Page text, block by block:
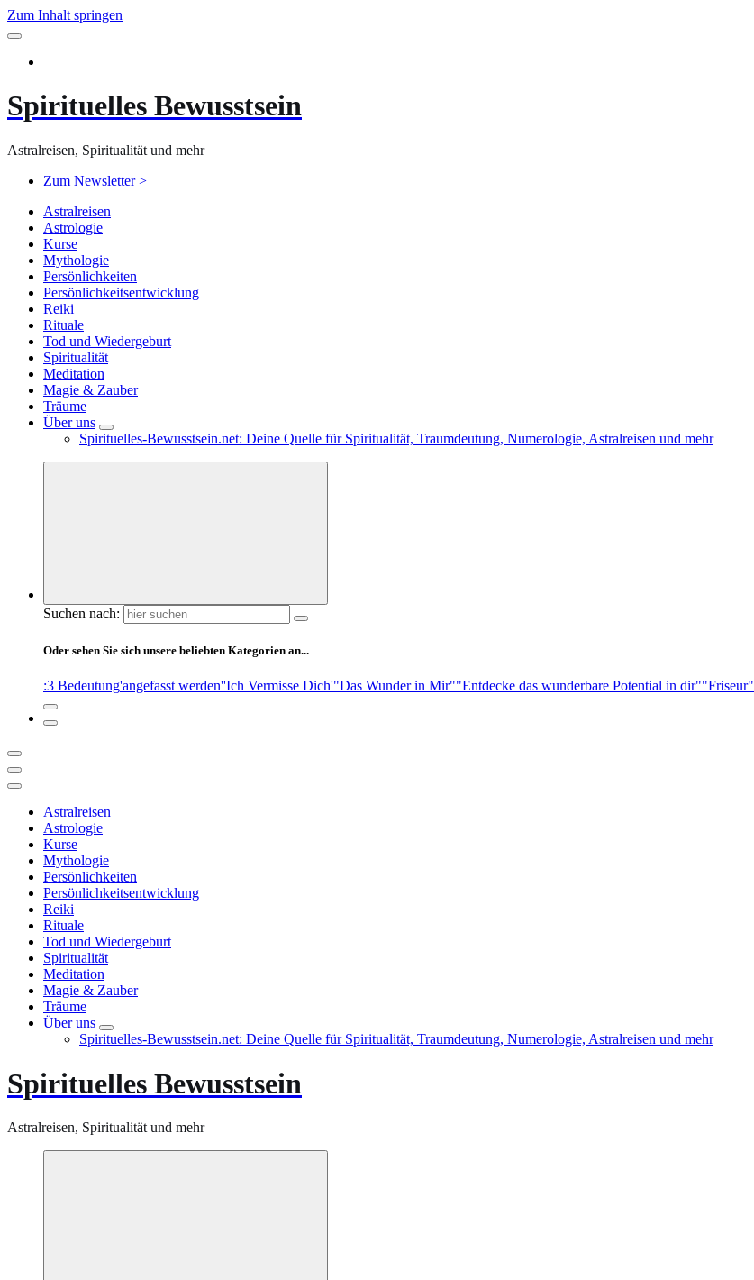
Zum Inhalt springen
Spirituelles Bewusstsein
Astralreisen, Spiritualität und mehr
Zum Newsletter >
Astralreisen
Astrologie
Kurse
Mythologie
Persönlichkeiten
Persönlichkeitsentwicklung
Reiki
Rituale
Tod und Wiedergeburt
Spiritualität
Meditation
Magie & Zauber
Träume
Über uns
Spirituelles-Bewusstsein.net: Deine Quelle für Spiritualität, Traumdeutung, Numerologie, Astralreisen und mehr
Suchen nach:
Oder sehen Sie sich unsere beliebten Kategorien an...
:3 Bedeutung'angefasst werden''Ich Vermisse Dich'"Das Wunder in Mir""Entdecke das wunderbare Potential in dir""Friseur"
Astralreisen
Astrologie
Kurse
Mythologie
Persönlichkeiten
Persönlichkeitsentwicklung
Reiki
Rituale
Tod und Wiedergeburt
Spiritualität
Meditation
Magie & Zauber
Träume
Über uns
Spirituelles-Bewusstsein.net: Deine Quelle für Spiritualität, Traumdeutung, Numerologie, Astralreisen und mehr
Spirituelles Bewusstsein
Astralreisen, Spiritualität und mehr